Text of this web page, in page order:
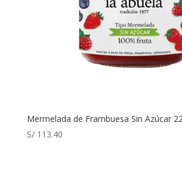
Mermelada de Frambuesa Sin Azúcar
S/113.40